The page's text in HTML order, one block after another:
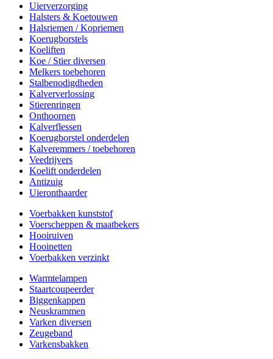
Uierverzorging
Halsters & Koetouwen
Halsriemen / Kopriemen
Koerugborstels
Koeliften
Koe / Stier diversen
Melkers toebehoren
Stalbenodigdheden
Kalververlossing
Stierenringen
Onthoornen
Kalverflessen
Koerugborstel onderdelen
Kalveremmers / toebehoren
Veedrijvers
Koelift onderdelen
Antizuig
Uieronthaarder
Voerbakken kunststof
Voerscheppen & maatbekers
Hooiruiven
Hooinetten
Voerbakken verzinkt
Warmtelampen
Staartcoupeerder
Biggenkappen
Neuskrammen
Varken diversen
Zeugeband
Varkensbakken